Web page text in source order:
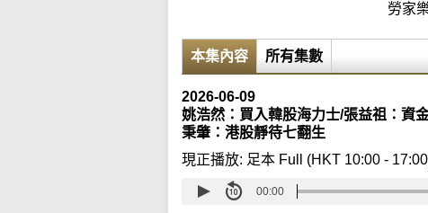
勞家
本集內容 所有集數
2026-06-09
姚浩然：買入韓股海力士/張益祖：資
秉肇：港股靜待七翻生
現正播放: 足本 Full (HKT 10:00 -
00:00